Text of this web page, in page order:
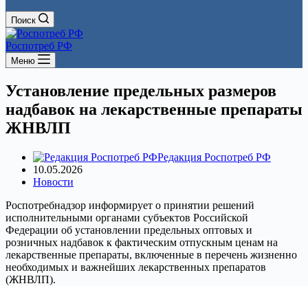
Поиск
Роспотреб РФ
Меню
Установление предельных размеров
надбавок на лекарственные препараты
ЖНВЛП
Редакция Роспотреб РФ
10.05.2026
Новости
Роспотребнадзор информирует о принятии решений
исполнительными органами субъектов Российской
Федерации об установлении предельных оптовых и
розничных надбавок к фактическим отпускным ценам на
лекарственные препараты, включенные в перечень жизненно
необходимых и важнейших лекарственных препаратов
(ЖНВЛП).